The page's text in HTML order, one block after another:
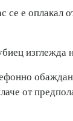
е оплакал
от